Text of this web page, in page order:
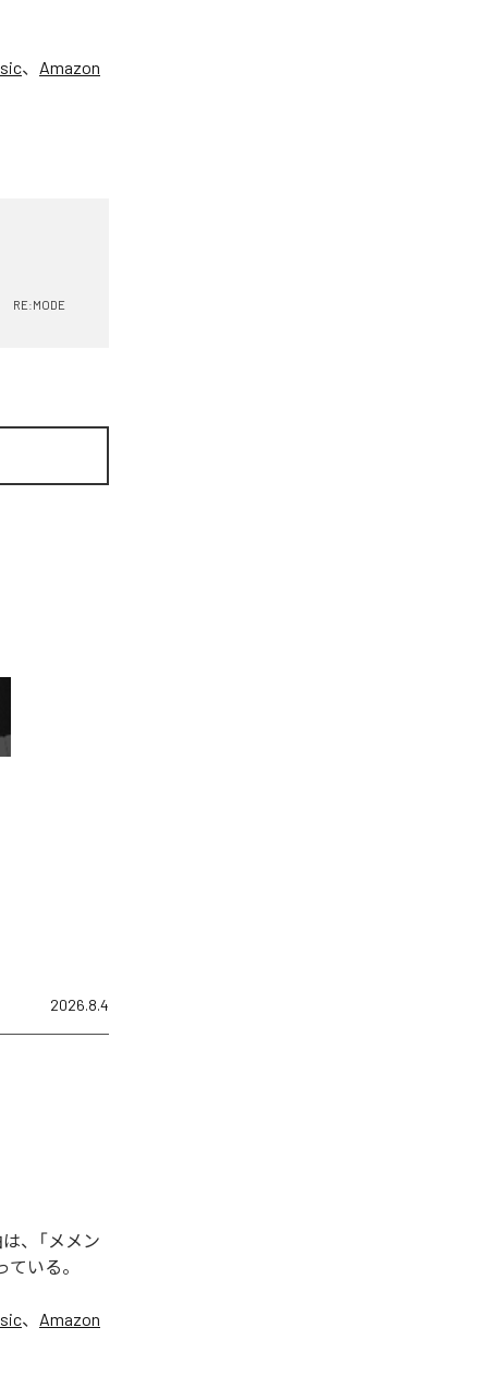
、 Amazon
RE:MODE
2026.8.4
、「メメン
ている。
、 Amazon